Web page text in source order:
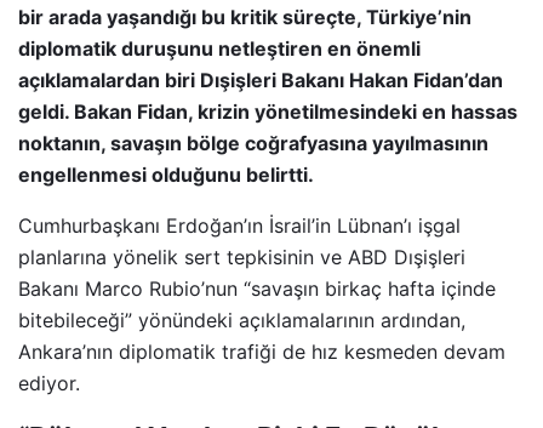
bir arada yaşandığı bu kritik süreçte, Türkiye’nin
diplomatik duruşunu netleştiren en önemli
açıklamalardan biri Dışişleri Bakanı Hakan Fidan’dan
geldi. Bakan Fidan, krizin yönetilmesindeki en hassas
noktanın, savaşın bölge coğrafyasına yayılmasının
engellenmesi olduğunu belirtti.
Cumhurbaşkanı Erdoğan’ın İsrail’in Lübnan’ı işgal
planlarına yönelik sert tepkisinin ve ABD Dışişleri
Bakanı Marco Rubio’nun “savaşın birkaç hafta içinde
bitebileceği” yönündeki açıklamalarının ardından,
Ankara’nın diplomatik trafiği de hız kesmeden devam
ediyor.